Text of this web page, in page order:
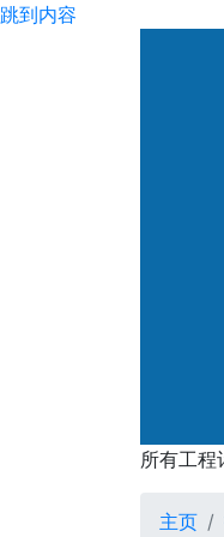
跳到内容
所有工程
所
主页